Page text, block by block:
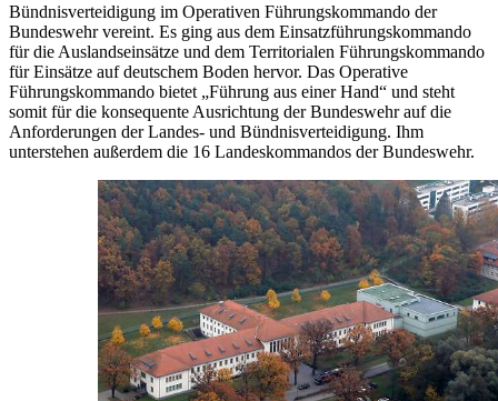
Bündnisverteidigung im Operativen Führungskommando der
Bundeswehr vereint. Es ging aus dem Einsatzführungskommando
für die Auslandseinsätze und dem Territorialen Führungskommando
für Einsätze auf deutschem Boden hervor. Das Operative
Führungskommando bietet „Führung aus einer Hand“ und steht
somit für die konsequente Ausrichtung der Bundeswehr auf die
Anforderungen der Landes- und Bündnisverteidigung. Ihm
unterstehen außerdem die 16 Landeskommandos der Bundeswehr.